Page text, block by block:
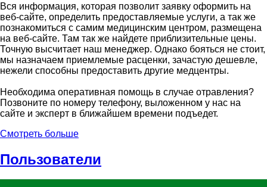
Вся информация, которая позволит заявку оформить на
веб-сайте, определить предоставляемые услуги, а так же
познакомиться с самим медицинским центром, размещена
на веб-сайте. Там так же найдете приблизительные цены.
Точную высчитает наш менеджер. Однако бояться не стоит,
мы назначаем приемлемые расценки, зачастую дешевле,
нежели способны предоставить другие медцентры.
Необходима оперативная помощь в случае отравления?
Позвоните по номеру телефону, выложенном у нас на
сайте и эксперт в ближайшем времени подъедет.
Смотреть больше
Пользователи